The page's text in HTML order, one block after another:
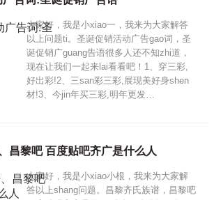
大家好，我是小xiao一，我来为大家解答
以上问题ti。圣诞促销活动广告gao词，圣
诞促销广guang告语很多人还不知zhi道，
现在让我们一起来lai看看吧！1、穿三彩,
好出彩!2、三san彩三彩,展现美好身shen
材!3、今jin年买三彩,明年更发…
昌黎吧 百度贴吧齐广是什么人
大家好，我是小xiao小根，我来为大家解
答以上shang问题。昌黎齐氏族谱，昌黎吧